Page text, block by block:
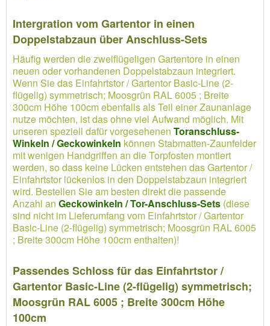
Intergration vom Gartentor in einen
Doppelstabzaun über Anschluss-Sets
Häufig werden die zweiflügeligen Gartentore in einen
neuen oder vorhandenen Doppelstabzaun integriert.
Wenn Sie das Einfahrtstor / Gartentor Basic-Line (2-
flügelig) symmetrisch; Moosgrün RAL 6005 ; Breite
300cm Höhe 100cm ebenfalls als Teil einer Zaunanlage
nutze möchten, ist das ohne viel Aufwand möglich. Mit
unseren speziell dafür vorgesehenen Toranschluss-
Winkeln / Geckowinkeln können Stabmatten-Zaunfelder
mit wenigen Handgriffen an die Torpfosten montiert
werden, so dass keine Lücken entstehen das Gartentor /
Einfahrtstor lückenlos in den Doppelstabzaun integriert
wird. Bestellen Sie am besten direkt die passende
Anzahl an Geckowinkeln / Tor-Anschluss-Sets (diese
sind nicht im Lieferumfang vom Einfahrtstor / Gartentor
Basic-Line (2-flügelig) symmetrisch; Moosgrün RAL 6005
; Breite 300cm Höhe 100cm enthalten)!
Passendes Schloss für das Einfahrtstor /
Gartentor Basic-Line (2-flügelig) symmetrisch;
Moosgrün RAL 6005 ; Breite 300cm Höhe
100cm